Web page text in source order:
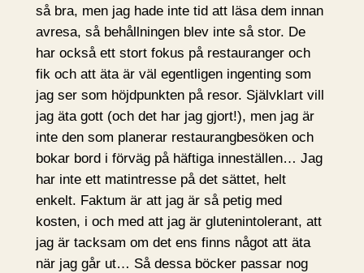
så bra, men jag hade inte tid att läsa dem innan
avresa, så behållningen blev inte så stor. De
har också ett stort fokus på restauranger och
fik och att äta är väl egentligen ingenting som
jag ser som höjdpunkten på resor. Självklart vill
jag äta gott (och det har jag gjort!), men jag är
inte den som planerar restaurangbesöken och
bokar bord i förväg på häftiga inneställen… Jag
har inte ett matintresse på det sättet, helt
enkelt. Faktum är att jag är så petig med
kosten, i och med att jag är glutenintolerant, att
jag är tacksam om det ens finns något att äta
när jag går ut… Så dessa böcker passar nog